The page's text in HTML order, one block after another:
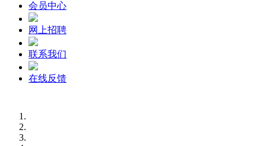
会员中心
网上招聘
联系我们
在线反馈